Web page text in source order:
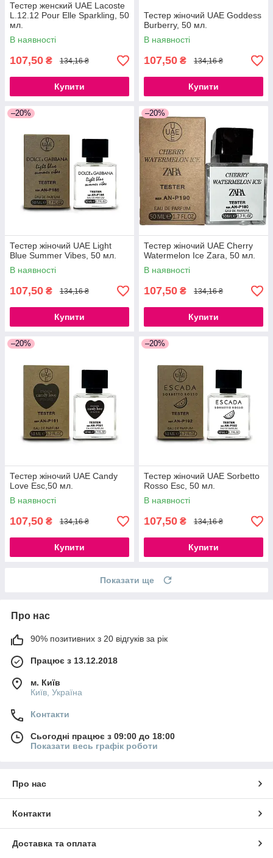
Тестер женский UAE Lacoste
L.12.12 Pour Elle Sparkling, 50
мл.
В наявності
107,50 ₴ 134,16 ₴
Купити
Тестер жіночий UAE Goddess
Burberry, 50 мл.
В наявності
107,50 ₴ 134,16 ₴
Купити
–20%
Тестер жіночий UAE Light
Blue Summer Vibes, 50 мл.
В наявності
107,50 ₴ 134,16 ₴
Купити
–20%
Тестер жіночий UAE Cherry
Watermelon Ice Zara, 50 мл.
В наявності
107,50 ₴ 134,16 ₴
Купити
–20%
Тестер жіночий UAE Candy
Love Esc,50 мл.
В наявності
107,50 ₴ 134,16 ₴
Купити
–20%
Тестер жіночий UAE Sorbetto
Rosso Esc, 50 мл.
В наявності
107,50 ₴ 134,16 ₴
Купити
Показати ще
Про нас
90% позитивних з 20 відгуків за рік
Працює з 13.12.2018
м. Київ
Київ, Україна
Контакти
Сьогодні працює з 09:00 до 18:00
Показати весь графік роботи
Про нас
Контакти
Доставка та оплата